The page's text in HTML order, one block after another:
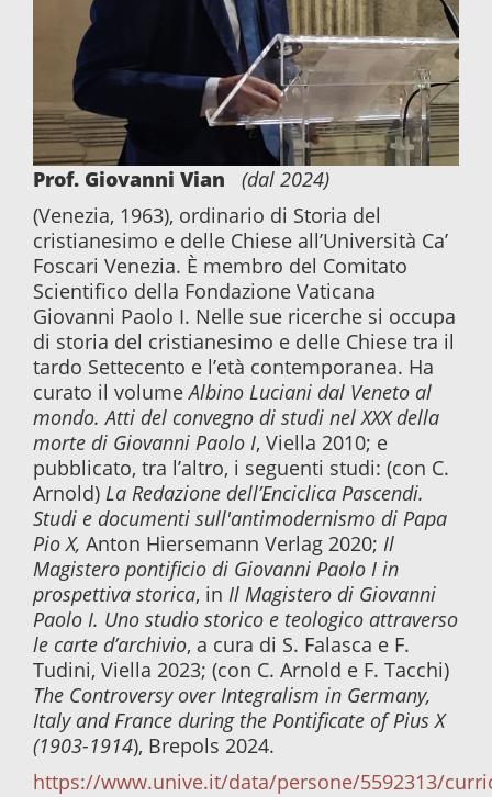
Prof. Giovanni Vian (dal 2024)
(Venezia, 1963), ordinario di Storia del
cristianesimo e delle Chiese all’Università Ca’
Foscari Venezia. È membro del Comitato
Scientifico della Fondazione Vaticana
Giovanni Paolo I. Nelle sue ricerche si occupa
di storia del cristianesimo e delle Chiese tra il
tardo Settecento e l’età contemporanea. Ha
curato il volumeAlbino Luciani dal Veneto al
mondo. Atti del convegno di studi nel XXX della
morte di Giovanni Paolo I, Viella 2010; e
pubblicato, tra l’altro, i seguenti studi: (con C.
Arnold) La Redazione dell’Enciclica Pascendi.
Studi e documenti sull'antimodernismo di Papa
Pio X, Anton Hiersemann Verlag 2020; Il
Magistero pontificio di Giovanni Paolo I in
prospettiva storica, in Il Magistero di Giovanni
Paolo I. Uno studio storico e teologico attraverso
le carte d’archivio, a cura di S. Falasca e F.
Tudini, Viella 2023; (con C. Arnold e F. Tacchi)
The Controversy over Integralism in Germany,
Italy and France during the Pontificate of Pius X
(1903-1914), Brepols 2024.
https://www.unive.it/data/persone/5592313/